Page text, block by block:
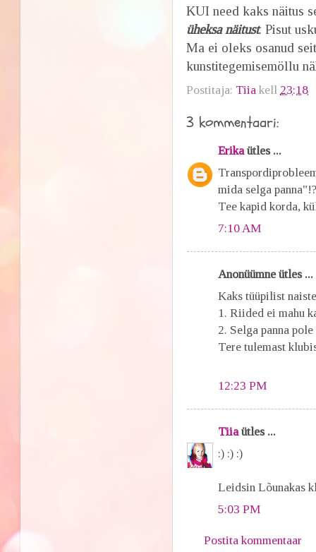
KUI need kaks näitus
üheksa näitust. Pisut
Ma ei oleks osanud
kunstitegemisemöllu
Postitaja: Tiia kell 23:18
3 kommentaari:
Erikaütles ...
mida selga
Tee kapid korda,
7:10 AM
Anonüümne ütles ...
Kaks tüüpilist
1. Riided ei mahu
2. Selga panna
Tere tulemast
12:23 PM
Tiiaütles ...
:) :) :)
Leidsin Lõunakas
5:03 PM
Postita kommentaar